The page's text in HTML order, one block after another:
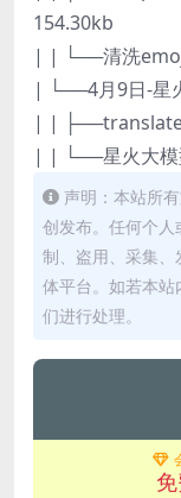
154.30kb
| | └──清洗
| └──4月9日-星
| |
| | └──星火大模
声明：本站所
创发布。任何个人
制、盗用、采集
体平台。如若本
们进行处理。